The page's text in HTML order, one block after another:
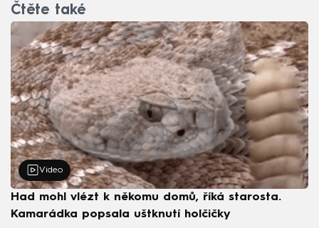
Čtěte také
Video
Had mohl vlézt k někomu domů, říká starosta.
Kamarádka popsala uštknutí holčičky